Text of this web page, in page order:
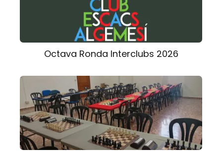
Octava Ronda Interclubs 2026